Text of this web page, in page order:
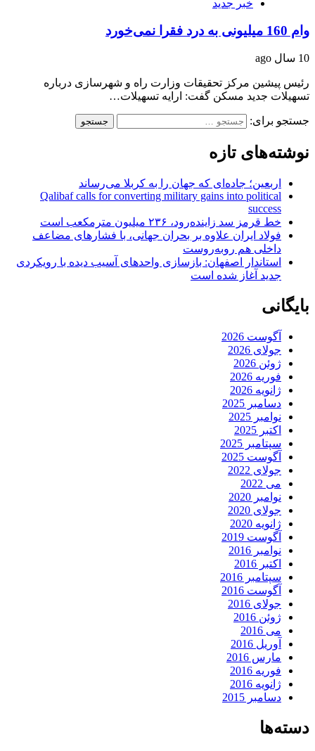
خبر جدید
وام 160 میلیونی به درد فقرا نمی‌خورد
10 سال ago
رئیس پیشین مرکز تحقیقات وزارت راه و شهرسازی درباره
تسهیلات جدید مسکن گفت: ارایه تسهیلات…
جستجو برای:
نوشته‌های تازه
اربعین؛ جاده‌ای که جهان را به کربلا می‌رساند
Qalibaf calls for converting military gains into political
success
خط قرمز سد زاینده‌رود، ۲۳۶ میلیون مترمکعب است
فولاد ایران علاوه بر بحران جهانی، با فشارهای مضاعف
داخلی هم روبه‌روست
استاندار اصفهان: بازسازی واحدهای آسیب دیده با رویکردی
جدید آغاز شده است
بایگانی
آگوست 2026
جولای 2026
ژوئن 2026
فوریه 2026
ژانویه 2026
دسامبر 2025
نوامبر 2025
اکتبر 2025
سپتامبر 2025
آگوست 2025
جولای 2022
می 2022
نوامبر 2020
جولای 2020
ژانویه 2020
آگوست 2019
نوامبر 2016
اکتبر 2016
سپتامبر 2016
آگوست 2016
جولای 2016
ژوئن 2016
می 2016
آوریل 2016
مارس 2016
فوریه 2016
ژانویه 2016
دسامبر 2015
دسته‌ها